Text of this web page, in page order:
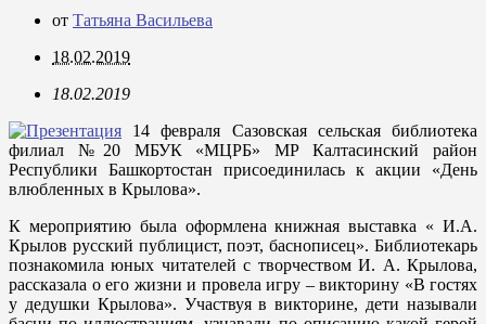
от Татьяна Васильева
18.02.2019
18.02.2019
14 февраля Сазовская сельская библиотека
филиал №20 МБУК «МЦРБ» МР Калтасинский район
Республики Башкортостан присоединилась к акции «День
влюбленных в Крылова».
К мероприятию была оформлена книжная выставка « И.А.
Крылов русский публицист, поэт, баснописец». Библиотекарь
познакомила юных читателей с творчеством И. А. Крылова,
рассказала о его жизни и провела игру – викторину «В гостях
у дедушки Крылова». Участвуя в викторине, дети называли